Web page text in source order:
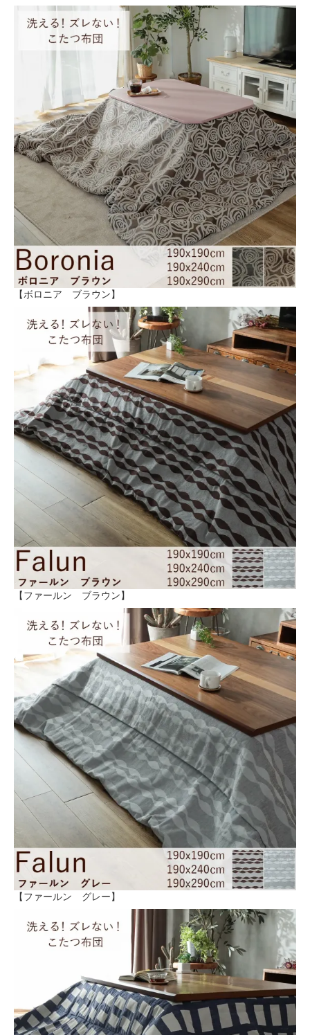
【ボロニア ブラウン】
【ファールン ブラウン】
【ファールン グレー】